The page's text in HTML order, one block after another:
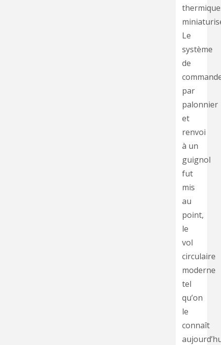
Le
système
de
par
palonnier
et
renvoi
à un
guignol
fut
mis
au
point,
le
vol
circulaire
moderne
tel
qu’on
le
connaît